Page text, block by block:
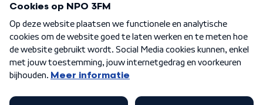
Algemene voorwaarden Privacybeleid